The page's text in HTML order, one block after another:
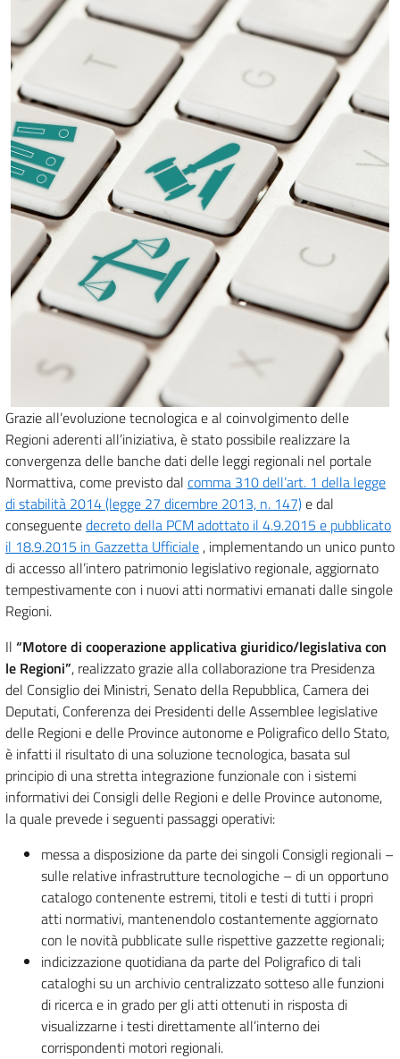
Grazie all’evoluzione tecnologica e al coinvolgimento delle
Regioni aderenti all’iniziativa, è stato possibile realizzare la
convergenza delle banche dati delle leggi regionali nel portale
Normattiva, come previsto dal comma 310 dell’art. 1 della legge
di stabilità 2014 (legge 27 dicembre 2013, n. 147)e dal
conseguentedecreto della PCM adottato il 4.9.2015 e pubblicato
il 18.9.2015 in Gazzetta Ufficiale , implementando un unico punto
di accesso all’intero patrimonio legislativo regionale, aggiornato
tempestivamente con i nuovi atti normativi emanati dalle singole
Regioni.
Il “Motore di cooperazione applicativa giuridico/legislativa con
le Regioni”, realizzato grazie alla collaborazione tra Presidenza
del Consiglio dei Ministri, Senato della Repubblica, Camera dei
Deputati, Conferenza dei Presidenti delle Assemblee legislative
delle Regioni e delle Province autonome e Poligrafico dello Stato,
è infatti il risultato di una soluzione tecnologica, basata sul
principio di una stretta integrazione funzionale con i sistemi
informativi dei Consigli delle Regioni e delle Province autonome,
la quale prevede i seguenti passaggi operativi:
messa a disposizione da parte dei singoli Consigli regionali –
sulle relative infrastrutture tecnologiche – di un opportuno
catalogo contenente estremi, titoli e testi di tutti i propri
atti normativi, mantenendolo costantemente aggiornato
con le novità pubblicate sulle rispettive gazzette regionali;
indicizzazione quotidiana da parte del Poligrafico di tali
cataloghi su un archivio centralizzato sotteso alle funzioni
di ricerca e in grado per gli atti ottenuti in risposta di
visualizzarne i testi direttamente all’interno dei
corrispondenti motori regionali.